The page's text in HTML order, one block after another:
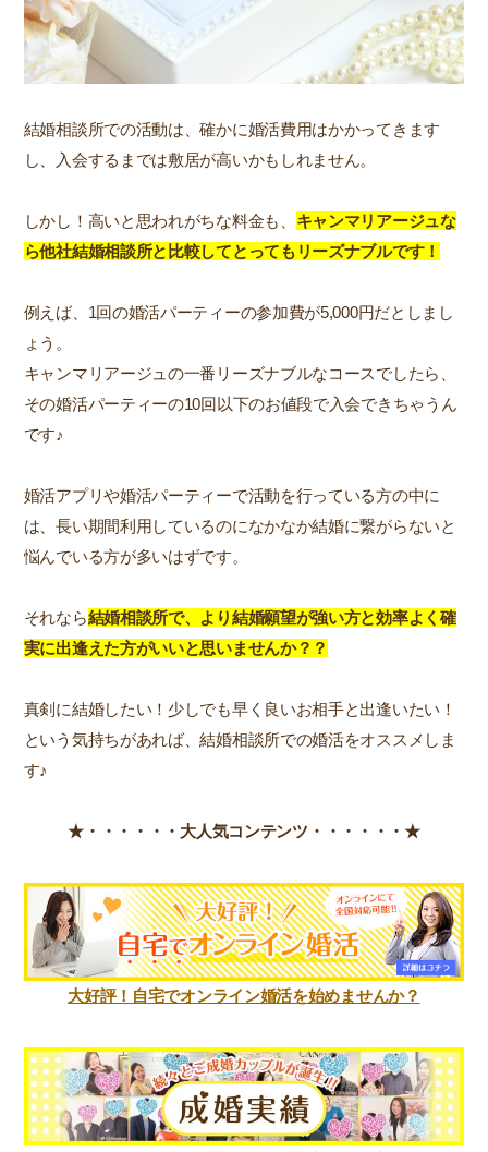
結婚相談所での活動は、確かに婚活費用はかかってきます
し、入会するまでは敷居が高いかもしれません。
しかし！高いと思われがちな料金も、 キャンマリアージュな
ら他社結婚相談所と比較してとってもリーズナブルです！
例えば、1回の婚活パーティーの参加費が5,000円だとしまし
ょう。
キャンマリアージュの一番リーズナブルなコースでしたら、
その婚活パーティーの10回以下のお値段で入会できちゃうん
です♪
婚活アプリや婚活パーティーで活動を行っている方の中に
は、長い期間利用しているのになかなか結婚に繋がらないと
悩んでいる方が多いはずです。
それなら結婚相談所で、より結婚願望が強い方と効率よく確
実に出逢えた方がいいと思いませんか？？
真剣に結婚したい！少しでも早く良いお相手と出逢いたい！
という気持ちがあれば、結婚相談所での婚活をオススメしま
す♪
★・・・・・・ 大人気コンテンツ・・・・・・★
大好評！自宅でオンライン婚活を始めませんか？